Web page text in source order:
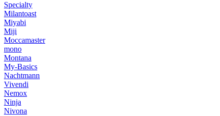
Specialty
Milantoast
Miyabi
Miji
Moccamaster
mono
Montana
My-Basics
Nachtmann
Vivendi
Nemox
Ninja
Nivona